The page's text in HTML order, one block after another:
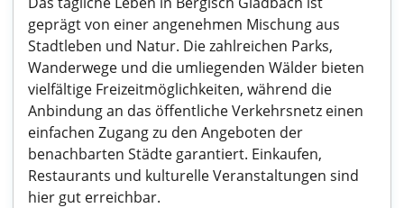
geprägt von einer angenehmen Mischung aus
Stadtleben und Natur. Die zahlreichen Parks,
Wanderwege und die umliegenden Wälder bieten
vielfältige Freizeitmöglichkeiten, während die
Anbindung an das öffentliche Verkehrsnetz einen
einfachen Zugang zu den Angeboten der
benachbarten Städte garantiert. Einkaufen,
Restaurants und kulturelle Veranstaltungen sind
hier gut erreichbar.